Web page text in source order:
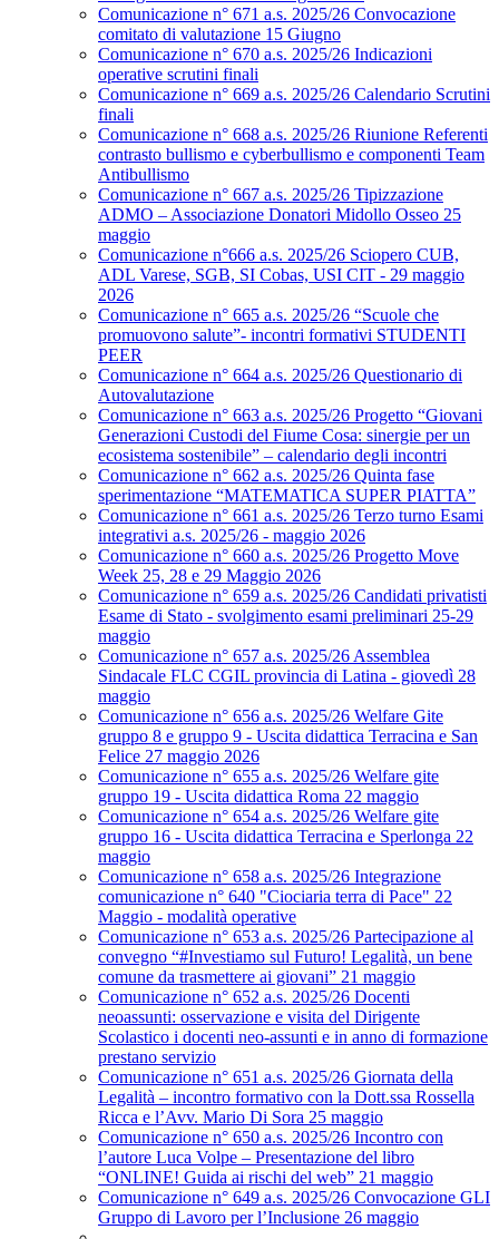
Comunicazione n° 671 a.s. 2025/26 Convocazione
comitato di valutazione 15 Giugno
Comunicazione n° 670 a.s. 2025/26 Indicazioni
operative scrutini finali
Comunicazione n° 669 a.s. 2025/26 Calendario Scrutini
finali
Comunicazione n° 668 a.s. 2025/26 Riunione Referenti
contrasto bullismo e cyberbullismo e componenti Team
Antibullismo
Comunicazione n° 667 a.s. 2025/26 Tipizzazione
ADMO – Associazione Donatori Midollo Osseo 25
maggio
Comunicazione n°666 a.s. 2025/26 Sciopero CUB,
ADL Varese, SGB, SI Cobas, USI CIT - 29 maggio
2026
Comunicazione n° 665 a.s. 2025/26 “Scuole che
promuovono salute”- incontri formativi STUDENTI
PEER
Comunicazione n° 664 a.s. 2025/26 Questionario di
Autovalutazione
Comunicazione n° 663 a.s. 2025/26 Progetto “Giovani
Generazioni Custodi del Fiume Cosa: sinergie per un
ecosistema sostenibile” – calendario degli incontri
Comunicazione n° 662 a.s. 2025/26 Quinta fase
sperimentazione “MATEMATICA SUPER PIATTA”
Comunicazione n° 661 a.s. 2025/26 Terzo turno Esami
integrativi a.s. 2025/26 - maggio 2026
Comunicazione n° 660 a.s. 2025/26 Progetto Move
Week 25, 28 e 29 Maggio 2026
Comunicazione n° 659 a.s. 2025/26 Candidati privatisti
Esame di Stato - svolgimento esami preliminari 25-29
maggio
Comunicazione n° 657 a.s. 2025/26 Assemblea
Sindacale FLC CGIL provincia di Latina - giovedì 28
maggio
Comunicazione n° 656 a.s. 2025/26 Welfare Gite
gruppo 8 e gruppo 9 - Uscita didattica Terracina e San
Felice 27 maggio 2026
Comunicazione n° 655 a.s. 2025/26 Welfare gite
gruppo 19 - Uscita didattica Roma 22 maggio
Comunicazione n° 654 a.s. 2025/26 Welfare gite
gruppo 16 - Uscita didattica Terracina e Sperlonga 22
maggio
Comunicazione n° 658 a.s. 2025/26 Integrazione
comunicazione n° 640 "Ciociaria terra di Pace" 22
Maggio - modalità operative
Comunicazione n° 653 a.s. 2025/26 Partecipazione al
convegno “#Investiamo sul Futuro! Legalità, un bene
comune da trasmettere ai giovani” 21 maggio
Comunicazione n° 652 a.s. 2025/26 Docenti
neoassunti: osservazione e visita del Dirigente
Scolastico i docenti neo-assunti e in anno di formazione
prestano servizio
Comunicazione n° 651 a.s. 2025/26 Giornata della
Legalità – incontro formativo con la Dott.ssa Rossella
Ricca e l’Avv. Mario Di Sora 25 maggio
Comunicazione n° 650 a.s. 2025/26 Incontro con
l’autore Luca Volpe – Presentazione del libro
“ONLINE! Guida ai rischi del web” 21 maggio
Comunicazione n° 649 a.s. 2025/26 Convocazione GLI
Gruppo di Lavoro per l’Inclusione 26 maggio